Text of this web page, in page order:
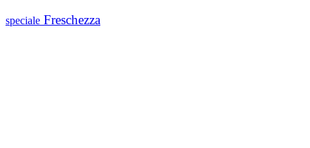
speciale Freschezza